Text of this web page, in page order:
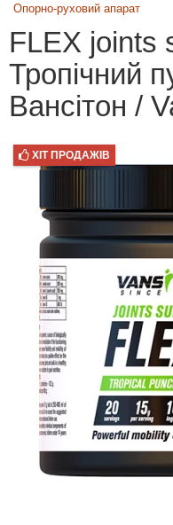
Опорно-руховий апарат
FLEX joints
Тропічний
Вансітон /
ХІТ ПРОДАЖІВ